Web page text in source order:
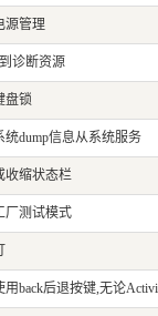
源管理
诊断资源
盘锁
统dump信息从系统服务
收缩状态栏
厂测试模式
用back后退按键,无论